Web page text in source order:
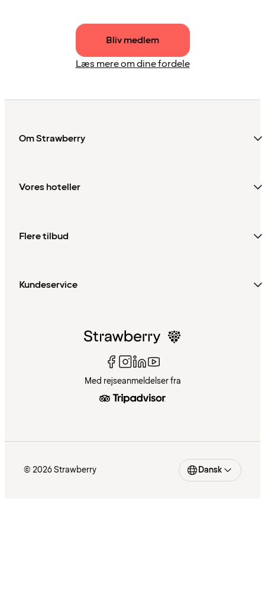
Bliv medlem
Læs mere om dine fordele
Om Strawberry
Vores hoteller
Flere tilbud
Kundeservice
Med rejseanmeldelser fra
© 2026 Strawberry Dansk